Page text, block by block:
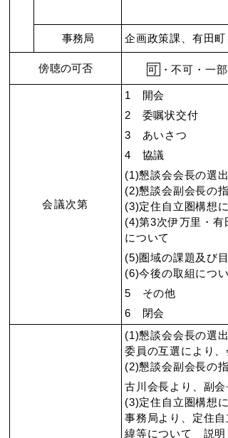
事務局 企画政策課、有田
傍聴の可否 可 ・不可・一部
会議次第
1 開会
2 委嘱状交付
3 あいさつ
4 協議
(1)懇談会会長の選出
(2)懇談会副会長の指
(3)定住自立圏構想
(4)第3次伊万里・
について
(5)圏域の課題及び
(6)今後の取組につい
5 その他
6 閉会
(1)懇談会会長の選出
委員の互選により
(2)懇談会副会長の指
古川会長より、副
(3)定住自立圏構想
事務局より、定住
緯等について 説明